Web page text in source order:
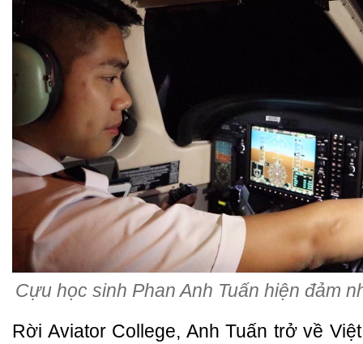
Cựu học sinh Phan Anh Tuấn hiện đảm
Rời Aviator College, Anh Tuấn trở về